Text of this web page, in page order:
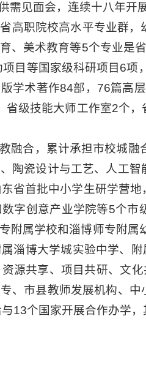
见面会，连续十八年开展
高职院校高水平专业群
、美术教育等5个专业是
目等国家级科研项目6
学术著作84部，76篇高
级技能大师工作室2个
融合，累计承担市校城
陶瓷设计与工艺、人工
省首批中小学生研学营
字创意产业学院等5个
属学校和淄博师专附属
淄博大学城实验中学、
源共享、项目共研、文
、市县教师发展机构、
13个国家开展合作办学